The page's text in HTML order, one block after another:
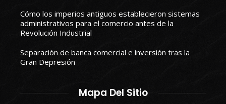
Cómo los imperios antiguos establecieron sistemas
administrativos para el comercio antes de la
Revolución Industrial
Separación de banca comercial e inversión tras la
Gran Depresión
Mapa Del Sitio